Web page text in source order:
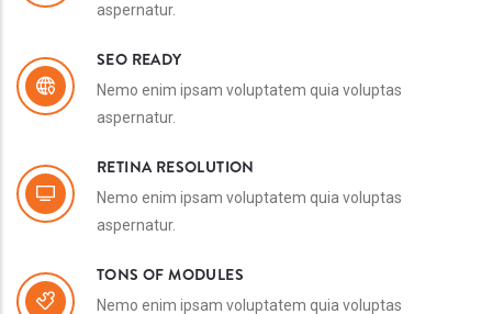
aspernatur.
SEO READY
Nemo enim ipsam voluptatem quia voluptas
aspernatur.
RETINA RESOLUTION
Nemo enim ipsam voluptatem quia voluptas
aspernatur.
TONS OF MODULES
Nemo enim ipsam voluptatem quia voluptas